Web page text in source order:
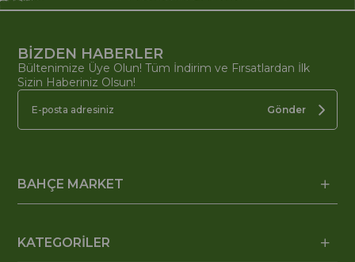
BİZDEN HABERLER
Bültenimize Üye Olun! Tüm İndirim ve Fırsatlardan İlk
Sizin Haberiniz Olsun!
Gönder
BAHÇE MARKET
KATEGORİLER